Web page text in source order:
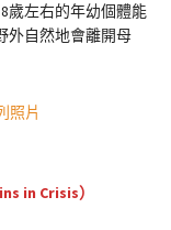
歲左右的年幼個體能
外自然地會離開母
照片
in Crisis）